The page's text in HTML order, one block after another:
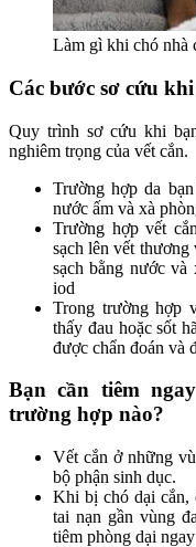
Làm gì khi chó nhà
Các bước sơ cứu
Quy trình sơ cứu khi
nghiêm trọng của vết cắn.
Trường hợp da
nước ấm và xà
Trường hợp vết
sạch lên vết thương
sạch bằng nước và
iod
Trong trường hợp
thấy đau hoặc sốt
được chẩn đoán và
Bạn cần tiêm
trường hợp nào?
Vết cắn ở những
bộ phận sinh dục.
Khi bị chó dại cắn,
tai nạn gần vùng
tiêm phòng dại